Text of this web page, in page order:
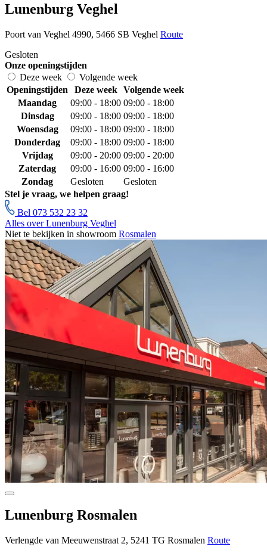
Lunenburg Veghel
Poort van Veghel 4990, 5466 SB Veghel Route
Gesloten
Onze openingstijden
Deze week
Volgende week
Openingstijden
Deze week
Volgende week
Maandag
09:00 - 18:00 09:00 - 18:00
Dinsdag
09:00 - 18:00 09:00 - 18:00
Woensdag
09:00 - 18:00 09:00 - 18:00
Donderdag
09:00 - 18:00 09:00 - 18:00
Vrijdag
09:00 - 20:00 09:00 - 20:00
Zaterdag
09:00 - 16:00 09:00 - 16:00
Zondag
Gesloten
Gesloten
Stel je vraag, we helpen graag!
Bel 073 532 23 32
Alles over Lunenburg Veghel
Niet te bekijken in showroom Rosmalen
Lunenburg Rosmalen
Verlengde van Meeuwenstraat 2, 5241 TG Rosmalen Route